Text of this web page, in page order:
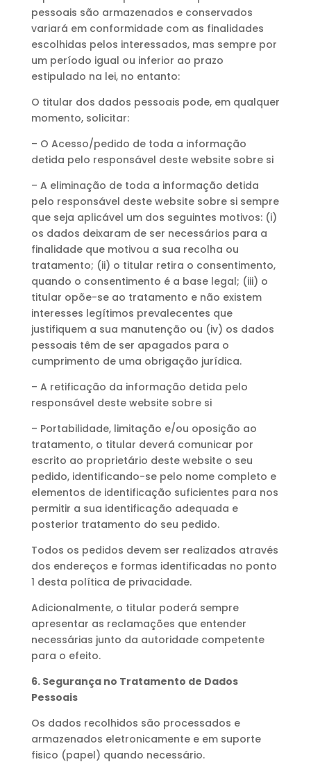
pessoais são armazenados e conservados
variará em conformidade com as finalidades
escolhidas pelos interessados, mas sempre por
um período igual ou inferior ao prazo
estipulado na lei, no entanto:
O titular dos dados pessoais pode, em qualquer
momento, solicitar:
– O Acesso/pedido de toda a informação
detida pelo responsável deste website sobre si
– A eliminação de toda a informação detida
pelo responsável deste website sobre si sempre
que seja aplicável um dos seguintes motivos: (i)
os dados deixaram de ser necessários para a
finalidade que motivou a sua recolha ou
tratamento; (ii) o titular retira o consentimento,
quando o consentimento é a base legal; (iii) o
titular opõe-se ao tratamento e não existem
interesses legítimos prevalecentes que
justifiquem a sua manutenção ou (iv) os dados
pessoais têm de ser apagados para o
cumprimento de uma obrigação jurídica.
– A retificação da informação detida pelo
responsável deste website sobre si
– Portabilidade, limitação e/ou oposição ao
tratamento, o titular deverá comunicar por
escrito ao proprietário deste website o seu
pedido, identificando-se pelo nome completo e
elementos de identificação suficientes para nos
permitir a sua identificação adequada e
posterior tratamento do seu pedido.
Todos os pedidos devem ser realizados através
dos endereços e formas identificadas no ponto
1 desta política de privacidade.
Adicionalmente, o titular poderá sempre
apresentar as reclamações que entender
necessárias junto da autoridade competente
para o efeito.
6. Segurança no Tratamento de Dados
Pessoais
Os dados recolhidos são processados e
armazenados eletronicamente e em suporte
fisico (papel) quando necessário.